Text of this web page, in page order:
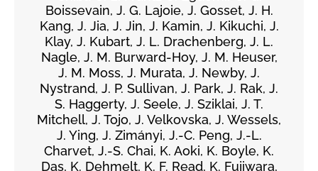
Boissevain, J. G. Lajoie, J. Gosset, J. H.
Kang, J. Jia, J. Jin, J. Kamin, J. Kikuchi, J.
Klay, J. Kubart, J. L. Drachenberg, J. L.
Nagle, J. M. Burward-Hoy, J. M. Heuser,
J. M. Moss, J. Murata, J. Newby, J.
Nystrand, J. P. Sullivan, J. Park, J. Rak, J.
S. Haggerty, J. Seele, J. Sziklai, J. T.
Mitchell, J. Tojo, J. Velkovska, J. Wessels,
J. Ying, J. Zimányi, J.-C. Peng, J.-L.
Charvet, J.-S. Chai, K. Aoki, K. Boyle, K.
Das, K. Dehmelt, K. F. Read, K. Fujiwara,